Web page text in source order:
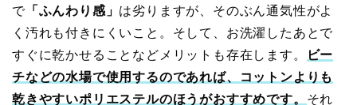
で「ふんわり感」 は劣りますが、そのぶん通気性がよ
く汚れも付きにくいこと。そして、お洗濯したあとで
すぐに乾かせることなどメリットも存在します。
ビー
チなどの水場で使用するのであれば、コットンよりも
乾きやすいポリエステルのほうがおすすめです。 それ